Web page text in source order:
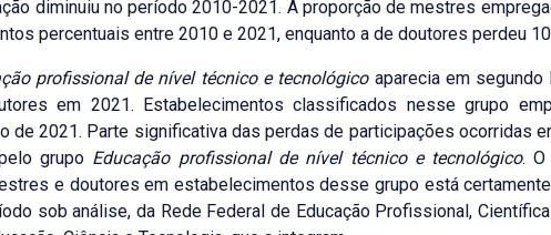
diminuiu no período 2010-2021. A proporção de mestres
percentuais entre 2010 e 2021, enquanto a de doutores perdeu
profissional de nível técnico e tecnológicoaparecia em segundo
em 2021. Estabelecimentos classificados nesse grupo
de 2021. Parte significativa das perdas de participações ocorridas
grupo Educação profissional de nível técnico e tecnológico. O
e doutores em estabelecimentos desse grupo está
sob análise, da Rede Federal de Educação Profissional,